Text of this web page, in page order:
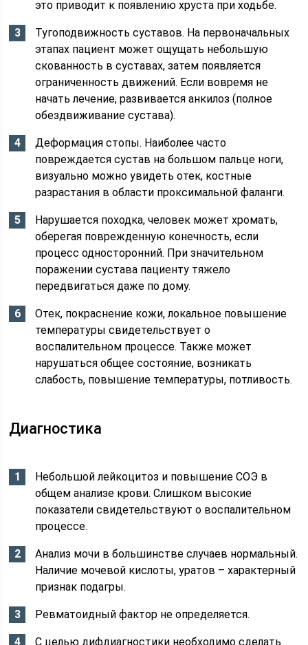
это приводит к появлению хруста при ходьбе.
Тугоподвижность суставов. На первоначальных
этапах пациент может ощущать небольшую
скованность в суставах, затем появляется
ограниченность движений. Если вовремя не
начать лечение, развивается анкилоз (полное
обездвиживание сустава).
Деформация стопы. Наиболее часто
повреждается сустав на большом пальце ноги,
визуально можно увидеть отек, костные
разрастания в области проксимальной фаланги.
Нарушается походка, человек может хромать,
оберегая поврежденную конечность, если
процесс односторонний. При значительном
поражении сустава пациенту тяжело
передвигаться даже по дому.
Отек, покраснение кожи, локальное повышение
температуры свидетельствует о
воспалительном процессе. Также может
нарушаться общее состояние, возникать
слабость, повышение температуры, потливость.
Диагностика
Небольшой лейкоцитоз и повышение СОЭ в
общем анализе крови. Слишком высокие
показатели свидетельствуют о воспалительном
процессе.
Анализ мочи в большинстве случаев нормальный.
Наличие мочевой кислоты, уратов – характерный
признак подагры.
Ревматоидный фактор не определяется.
С целью дифдиагностики необходимо сделать